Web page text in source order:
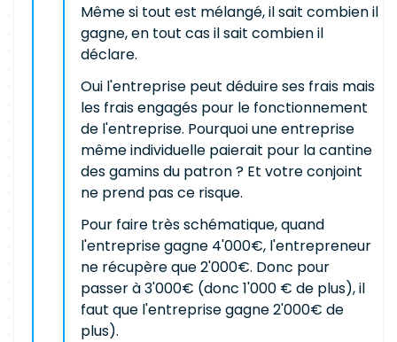
Même si tout est mélangé, il sait combien il
gagne, en tout cas il sait combien il
déclare.
Oui l'entreprise peut déduire ses frais mais
les frais engagés pour le fonctionnement
de l'entreprise. Pourquoi une entreprise
même individuelle paierait pour la cantine
des gamins du patron ? Et votre conjoint
ne prend pas ce risque.
Pour faire très schématique, quand
l'entreprise gagne 4'000€, l'entrepreneur
ne récupère que 2'000€. Donc pour
passer à 3'000€ (donc 1'000 € de plus), il
faut que l'entreprise gagne 2'000€ de
plus).